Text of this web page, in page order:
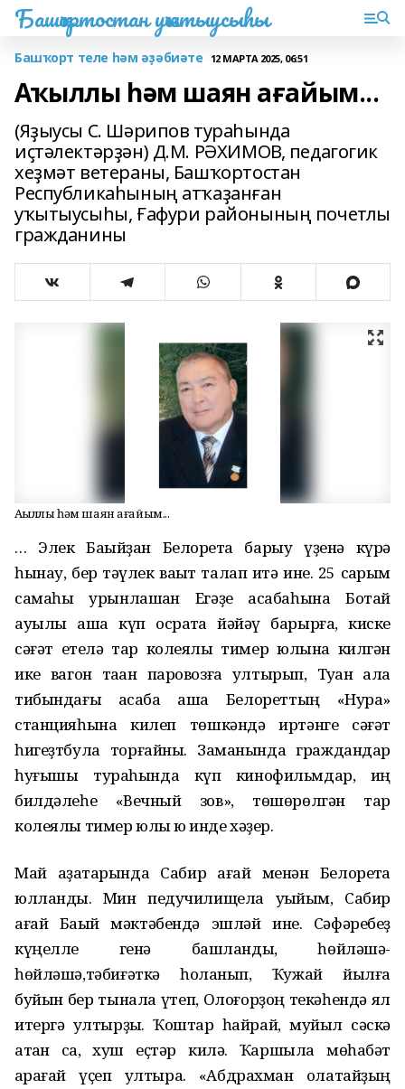
Башҡортостан уҡытыусыһы
Башҡорт теле һәм әҙәбиәте 12 МАРТА 2025, 06:51
Аҡыллы һәм шаян ағайым...
(Яҙыусы С. Шәрипов тураһында
иҫтәлектәрҙән) Д.М. РӘХИМОВ, педагогик
хеҙмәт ветераны, Башҡортостан
Республикаһының атҡаҙанған
уҡытыусыһы, Ғафури районының почетлы
гражданины
Аҡыллы һәм шаян ағайым...
… Элек Баҡыйҙан Белоретҡа барыу үҙенә күрә
һынау, бер тәүлек ваҡыт талап итә ине. 25 саҡрым
самаһы урынлашҡан Егәҙе ҡасабаһына Ботай
ауылы аша күп осраҡта йәйәү барырға, киске
сәғәт етелә тар колеялы тимер юлына килгән
ике вагон таҡҡан паровозға ултырып, Туҡан ҡала
тибындағы ҡасаба аша Белореттың «Нура»
станцияһына килеп төшкәндә иртәнге сәғәт
һигеҙтбула торғайны. Заманында граждандар
һуғышы тураһында күп кинофильмдар, иң
билдәлеһе «Вечный зов», төшөрөлгән тар
колеялы тимер юлы юҡ инде хәҙер.
Май аҙаҡтарында Сабир ағай менән Белоретҡа
юлландыҡ. Мин педучилищела уҡыйым, Сабир
ағай Баҡый мәктәбендә эшләй ине. Сәфәребеҙ
күңелле генә башланды, һөйләшә-
һөйләшә,тәбиғәткә һоҡланып, Ҡужай йылға
буйын бер тынала үтеп, Олоғорҙоң текәһендә ял
итергә ултырҙыҡ. Ҡоштар һайрай, муйыл сәскә
атҡан саҡ, хуш еҫтәр килә. Ҡаршыла мөһабәт
ҡарағай үҫеп ултыра. «Абдрахман олатайҙың